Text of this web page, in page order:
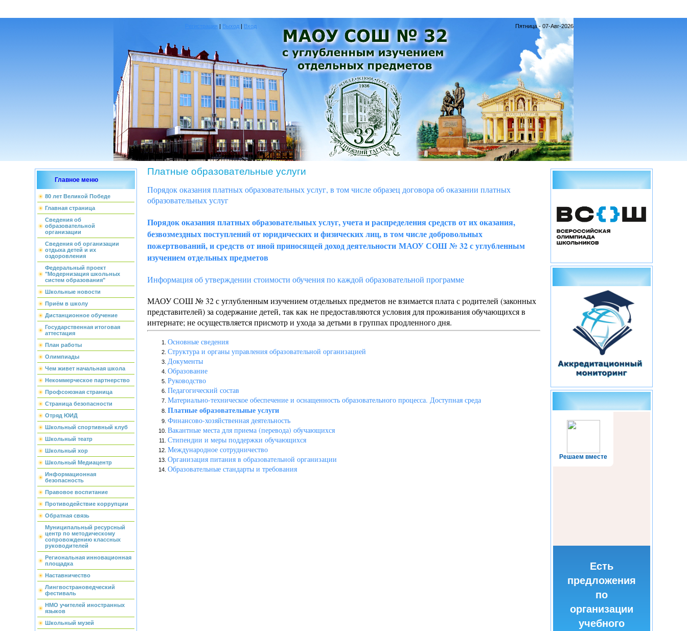
Регистрация | Выход | Вход Пятница - 07-Авг-2026
Главное меню
80 лет Великой Победе
Главная страница
Сведения об
образовательной
организации
Сведения об организации
отдыха детей и их
оздоровления
Федеральный проект
"Модернизация школьных
систем образования"
Школьные новости
Приём в школу
Дистанционное обучение
Государственная итоговая
аттестация
План работы
Олимпиады
Чем живет начальная школа
Некоммерческое партнерство
Профсоюзная страница
Страница безопасности
Отряд ЮИД
Школьный спортивный клуб
Школьный театр
Школьный хор
Школьный Медиацентр
Информационная
безопасность
Правовое воспитание
Противодействие коррупции
Обратная связь
Муниципальный ресурсный
центр по методическому
сопровождению классных
руководителей
Региональная инновационная
площадка
Наставничество
Лингвострановедческий
фестиваль
НМО учителей иностранных
языков
Школьный музей
Платные образовательные услуги
Порядок оказания платных образовательных услуг, в том числе образец договора об оказании платных
образовательных услуг
Порядок оказания платных образовательных услуг, учета и распределения средств от их оказания,
безвозмездных поступлений от юридических и физических лиц, в том числе добровольных
пожертвований, и средств от иной приносящей доход деятельности МАОУ СОШ № 32 с углубленным
изучением отдельных предметов
Информация об утверждении стоимости обучения по каждой образовательной программе
МАОУ СОШ № 32 с углубленным изучением отдельных предметов не взимается плата с родителей (законных
представителей) за содержание детей, так как не предоставляются условия для проживания обучающихся в
интернате; не осуществляется присмотр и ухода за детьми в группах продленного дня.
Основные сведения
Структура и органы управления образовательной организацией
Документы
Образование
Руководство
Педагогический состав
Материально-техническое обеспечение и оснащенность образовательного процесса. Доступная среда
Платные образовательные услуги
Финансово-хозяйственная деятельность
Вакантные места для приема (перевода) обучающихся
Стипендии и меры поддержки обучающихся
Международное сотрудничество
Организация питания в образовательной организации
Образовательные стандарты и требования
Решаем вместе
Есть
предложения
по
организации
учебного